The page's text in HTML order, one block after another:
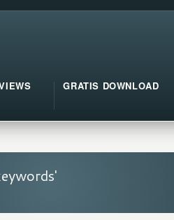
GRATIS DOWNLOAD